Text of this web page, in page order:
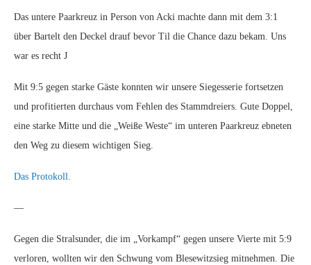
Das untere Paarkreuz in Person von Acki machte dann mit dem 3:1
über Bartelt den Deckel drauf bevor Til die Chance dazu bekam. Uns
war es recht J
Mit 9:5 gegen starke Gäste konnten wir unsere Siegesserie fortsetzen
und profitierten durchaus vom Fehlen des Stammdreiers. Gute Doppel,
eine starke Mitte und die „Weiße Weste“ im unteren Paarkreuz ebneten
den Weg zu diesem wichtigen Sieg.
Das Protokoll.
—
Gegen die Stralsunder, die im „Vorkampf“ gegen unsere Vierte mit 5:9
verloren, wollten wir den Schwung vom Blesewitzsieg mitnehmen. Die